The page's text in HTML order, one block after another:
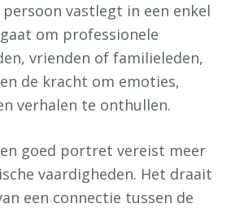
persoon vastlegt in een enkel
om professionele
vrienden of familieleden,
de kracht om emoties,
verhalen te onthullen.
goed portret vereist meer
vaardigheden. Het draait
een connectie tussen de